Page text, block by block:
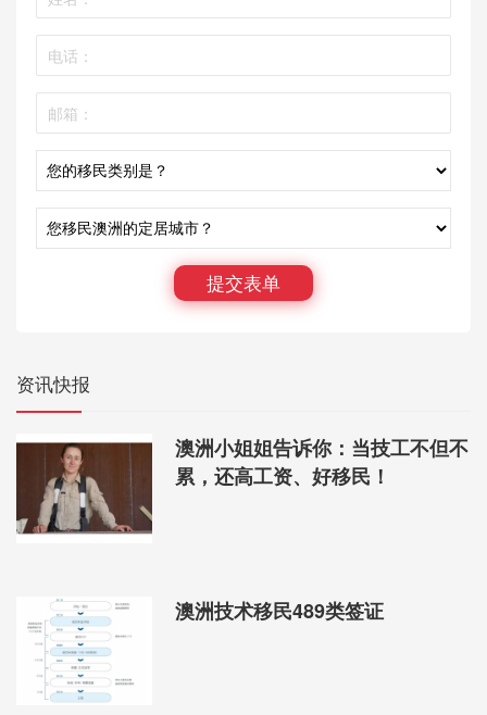
提交表单
资讯快报
澳洲小姐姐告诉你：当技工不但不
累，还高工资、好移民！
澳洲技术移民489类签证